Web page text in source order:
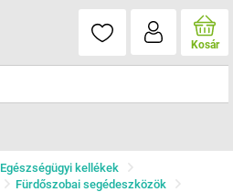
Kosár
Egészségügyi kellékek
Fürdőszobai segédeszközök